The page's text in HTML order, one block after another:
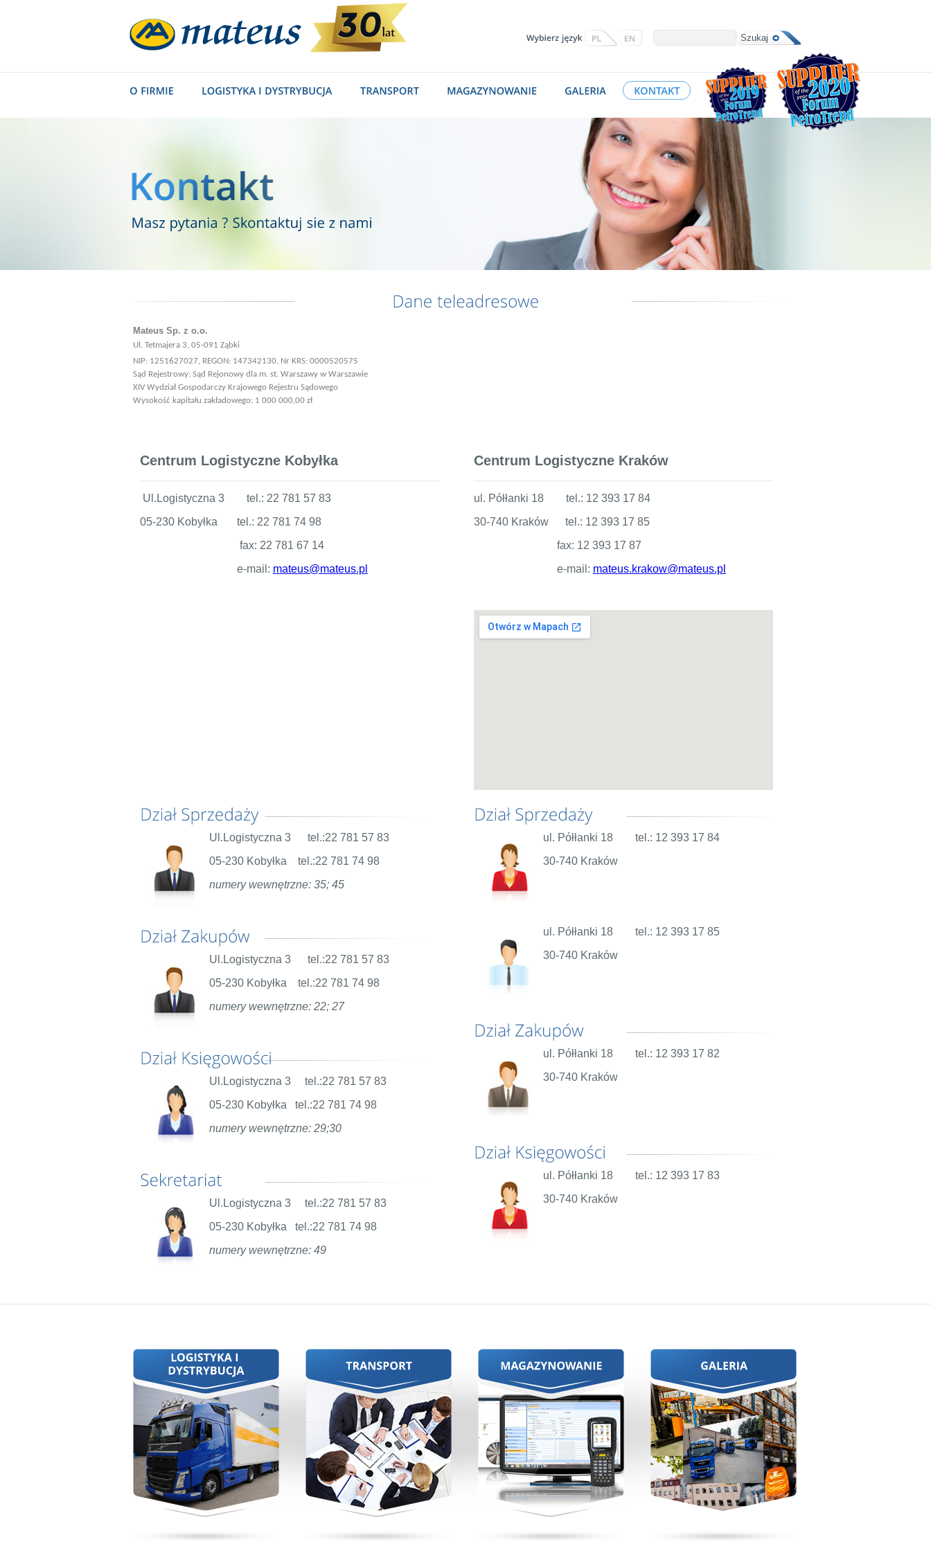
Mateus Sp. z o.o.
Ul. Tetmajera 3, 05-091 Ząbki
NIP: 1251627027, REGON: 147342130, Nr KRS: 0000520575
Sąd Rejestrowy: Sąd Rejonowy dla m. st. Warszawy w Warszawie
XIV Wydział Gospodarczy Krajowego Rejestru Sądowego
Wysokość kapitału zakładowego: 1 000 000,00 zł
Centrum Logistyczne Kobyłka
Ul.Logistyczna 3 tel.: 22 781 57 83
05-230 Kobyłka tel.: 22 781 74 98
fax: 22 781 67 14
e-mail: mateus@mateus.pl
Ul.Logistyczna 3 tel.:22 781 57 83
05-230 Kobyłka tel.:22 781 74 98
numery wewnętrzne: 35; 45
Ul.Logistyczna 3 tel.:22 781 57 83
05-230 Kobyłka tel.:22 781 74 98
numery wewnętrzne: 22; 27
Ul.Logistyczna 3 tel.:22 781 57 83
05-230 Kobyłka tel.:22 781 74 98
numery wewnętrzne: 29;30
Ul.Logistyczna 3 tel.:22 781 57 83
05-230 Kobyłka tel.:22 781 74 98
numery wewnętrzne: 49
Centrum Logistyczne Kraków
ul. Półłanki 18 tel.: 12 393 17 84
30-740 Kraków tel.: 12 393 17 85
fax: 12 393 17 87
e-mail: mateus.krakow@mateus.pl
ul. Półłanki 18 tel.: 12 393 17 84
30-740 Kraków
ul. Półłanki 18 tel.: 12 393 17 85
30-740 Kraków
ul. Półłanki 18 tel.: 12 393 17 82
30-740 Kraków
ul. Półłanki 18 tel.: 12 393 17 83
30-740 Kraków
Sercem naszej logistyki i
dystrybucji jest sprawny łańcuch
dostaw i elektroniczny obieg
wyposażony w nadajnik GPS.